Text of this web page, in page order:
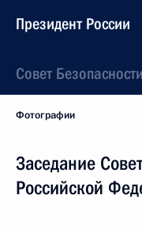
Президент России
Совет Безопасности
Фотографии
Заседание
Российской